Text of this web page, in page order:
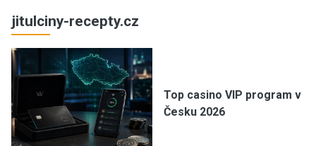
jitulciny-recepty.cz
Top casino VIP program v
Česku 2026